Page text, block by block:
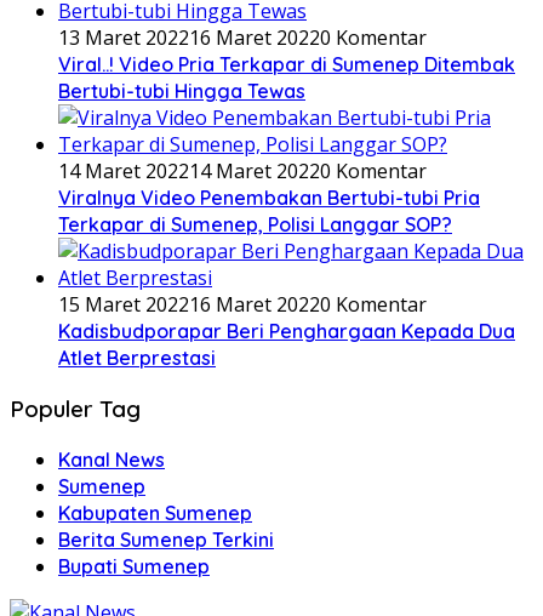
13 Maret 202216 Maret 20220 Komentar
Viral..! Video Pria Terkapar di Sumenep Ditembak
Bertubi-tubi Hingga Tewas
14 Maret 202214 Maret 20220 Komentar
Viralnya Video Penembakan Bertubi-tubi Pria
Terkapar di Sumenep, Polisi Langgar SOP?
15 Maret 202216 Maret 20220 Komentar
Kadisbudporapar Beri Penghargaan Kepada Dua
Atlet Berprestasi
Populer Tag
Kanal News
Sumenep
Kabupaten Sumenep
Berita Sumenep Terkini
Bupati Sumenep